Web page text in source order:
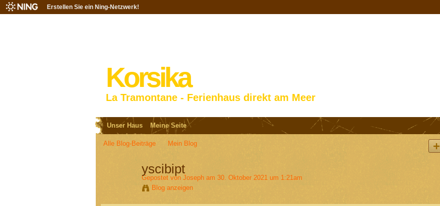
Erstellen Sie ein Ning-Netzwerk!
Korsika
La Tramontane - Ferienhaus direkt am Meer
Unser Haus Meine Seite
Alle Blog-Beiträge Mein Blog
yscibipt
Gepostet von Josepham 30. Oktober 2021 um 1:21am
Blog anzeigen